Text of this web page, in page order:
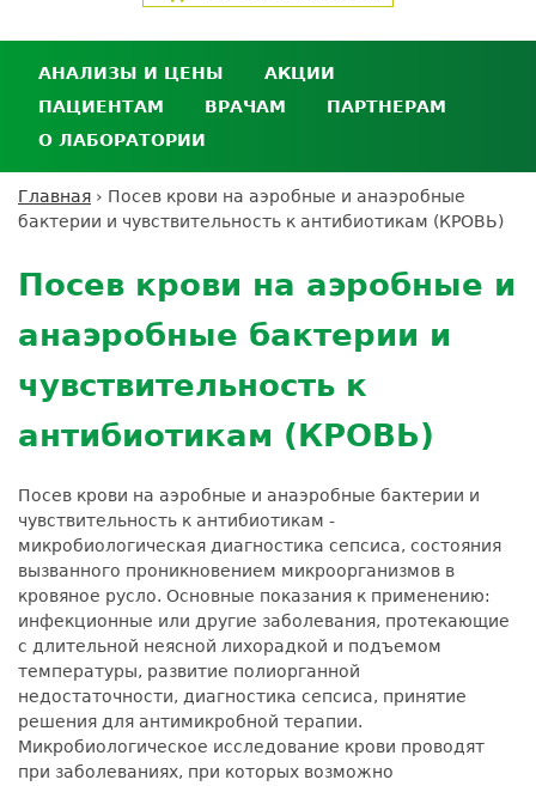
АНАЛИЗЫ И ЦЕНЫ
Анализы и цены
Где сдать анализы
Выезд на дом
Подготовка к анализам
АКЦИИ
ПАЦИЕНТАМ
Личный кабинет пациента
Дисконтная программа
ДМС
Усиление профилактических мер для
безопасности пациентов
ВРАЧАМ
Сотрудничество
Экскурсия в
ПАРТНЕРАМ
кабинет
партнёра
Экскурсия в
лабораторию
О ЛАБОРАТОРИИ
Контроль качества
Документы
Вы
Главная › Посев крови на аэробные и анаэробные
бактерии и чувствительность к антибиотикам (КРОВЬ)
to
top
Посев крови на аэробные и
анаэробные бактерии и
чувствительность к
антибиотикам (КРОВЬ)
Посев крови на аэробные и анаэробные бактерии и
чувствительность к антибиотикам -
микробиологическая диагностика сепсиса, состояния
вызванного проникновением микроорганизмов в
кровяное русло. Основные показания к применению:
инфекционные или другие заболевания, протекающие
с длительной неясной лихорадкой и подъемом
температуры, развитие полиорганной
недостаточности, диагностика сепсиса, принятие
решения для антимикробной терапии.
Микробиологическое исследование крови проводят
при заболеваниях, при которых возможно